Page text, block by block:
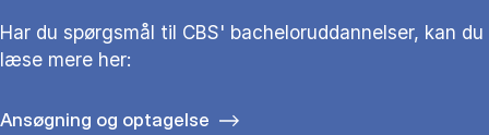
Har du spørgsmål til CBS' bacheloruddannelser, kan du
læse mere her:
Ansøgning og optagelse